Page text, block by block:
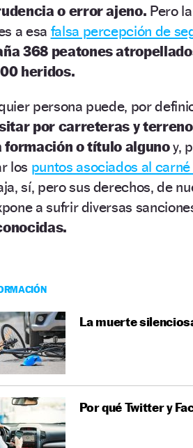
o error ajeno. Pero
a esa falsa percepción de
368 peatones
heridos.
persona puede, por
por carreteras y
formación o título algunoy,
los puntos asociados al
sí, pero sus derechos, de
a sufrir diversas
La muerte
Por qué Twitter y